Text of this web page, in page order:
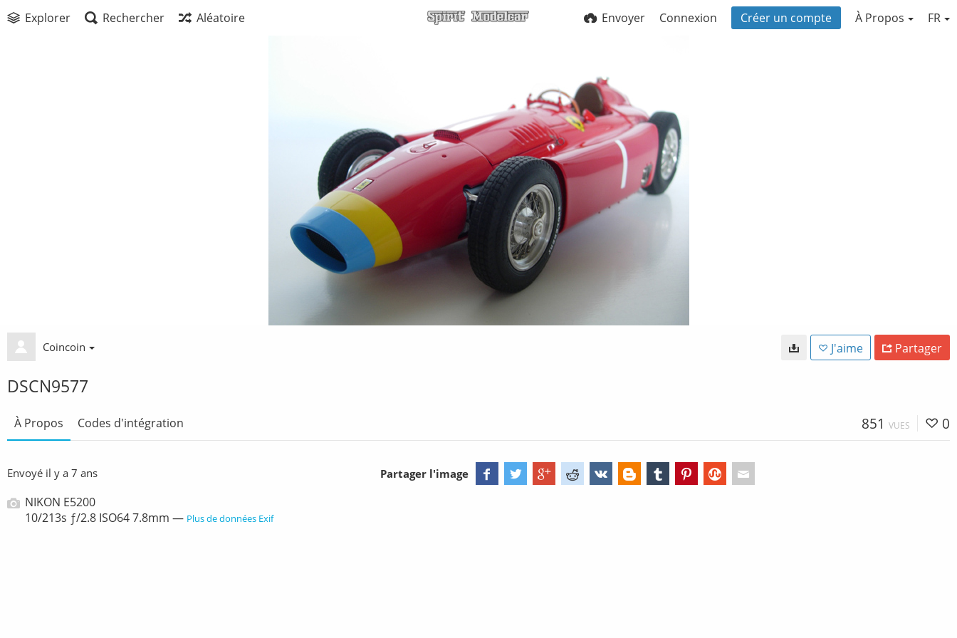
Explorer Rechercher Aléatoire Envoyer Connexion Créer un compte À Propos FR
Coincoin J'aime Partager
DSCN9577
À Propos Codes d'intégration 851 VUES 0
Envoyé il y a 7 ans
NIKON E5200
10/213s ƒ/2.8 ISO64 7.8mm — Plus de données Exif
Partager l'image